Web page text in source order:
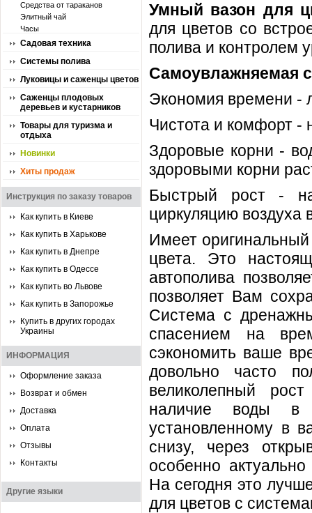
Средства от тараканов
Элитный чай
Часы
Садовая техника
Системы полива
Луковицы и саженцы цветов
Саженцы плодовых
деревьев и кустарников
Товары для туризма и
отдыха
Новинки
Хиты продаж
Инструкция по заказу товаров
Как купить в Киеве
Как купить в Харькове
Как купить в Днепре
Как купить в Одессе
Как купить во Львове
Как купить в Запорожье
Купить в других городах
Украины
ИНФОРМАЦИЯ
Оформление заказа
Возврат и обмен
Доставка
Оплата
Отзывы
Контакты
Другие языки
Умный вазон для
для цветов со
полива и контролем
Самоувлажняемая
Экономия времени -
Чистота и комфорт -
Здоровые корни -
здоровыми корни
Быстрый рост -
циркуляцию воздуха
Имеет
цвета. Это
автополива
позволяет Вам
Система с
спасением на
сэкономить ваше
довольно часто
великолепный
наличие воды в
установленному в
снизу, через
особенно
На сегодня это
для цветов с